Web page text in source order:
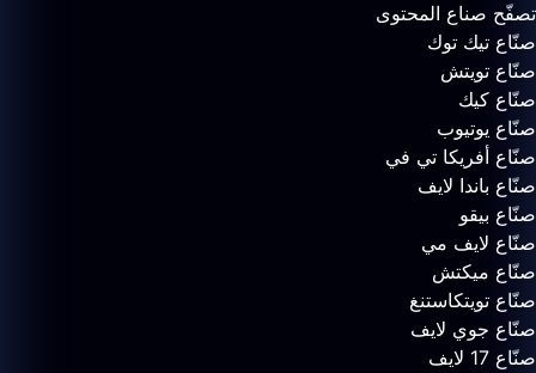
تصفّح صناع المحتوى
صنّاع تيك توك
صنّاع تويتش
صنّاع كيك
صنّاع يوتيوب
صنّاع أفريكا تي في
صنّاع باندا لايف
صنّاع بيقو
صنّاع لايف مي
صنّاع ميكتش
صنّاع تويتكاستنغ
صنّاع جوي لايف
صنّاع 17 لايف